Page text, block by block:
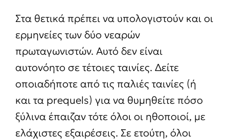
Στα θετικά πρέπει να υπολογιστούν και οι
ερμηνείες των δύο νεαρών
πρωταγωνιστών. Αυτό δεν είναι
αυτονόητο σε τέτοιες ταινίες. Δείτε
οποιαδήποτε από τις παλιές ταινίες (ή
και τα prequels) για να θυμηθείτε πόσο
ξύλινα έπαιζαν τότε όλοι οι ηθοποιοί, με
ελάχιστες εξαιρέσεις. Σε ετούτη, όλοι